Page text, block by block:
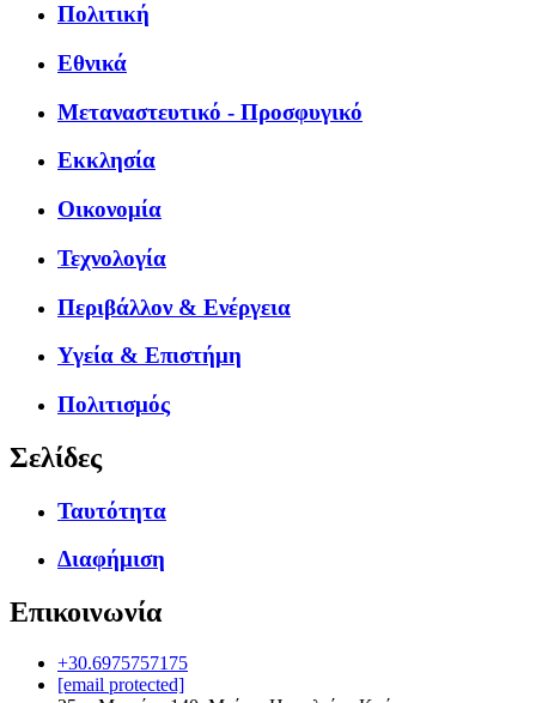
Πολιτική
Εθνικά
Μεταναστευτικό - Προσφυγικό
Εκκλησία
Οικονομία
Τεχνολογία
Περιβάλλον & Ενέργεια
Υγεία & Επιστήμη
Πολιτισμός
Σελίδες
Ταυτότητα
Διαφήμιση
Επικοινωνία
+30.6975757175
[email protected]